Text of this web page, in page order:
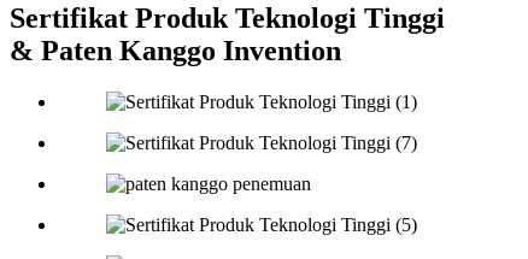
Sertifikat Produk Teknologi Tinggi
& Paten Kanggo Invention